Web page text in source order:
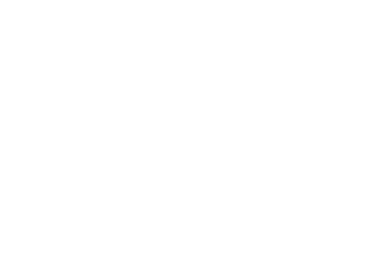
skoða með því að snerta eða strjúka.